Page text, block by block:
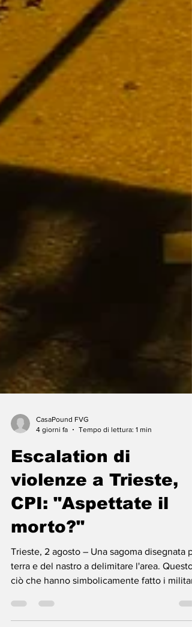
4 giorni fa
Tempo di lettura: 1 min
Escalation di
violenze a Trieste,
CPI: "Aspettate il
morto?"
Trieste, 2 agosto – Una sagoma disegnata
terra e del nastro a delimitare l'area. Questo
ciò che hanno simbolicamente fatto i